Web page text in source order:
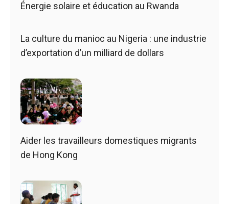
Énergie solaire et éducation au Rwanda
La culture du manioc au Nigeria : une industrie
d’exportation d’un milliard de dollars
Aider les travailleurs domestiques migrants
de Hong Kong